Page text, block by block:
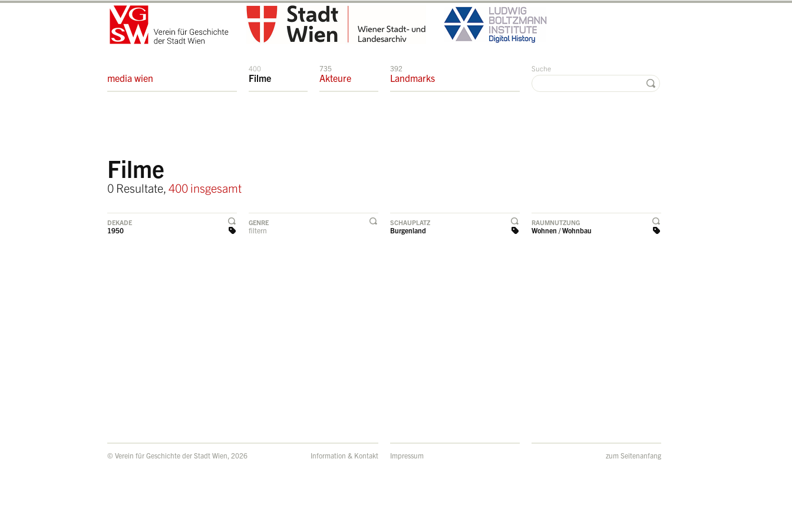
media wien
400
Filme
735
Akteure
392
Landmarks
Suche
Filme
0 Resultate, 400 insgesamt
DEKADE
1950
GENRE
filtern
SCHAUPLATZ
Burgenland
RAUMNUTZUNG
Wohnen / Wohnbau
© Verein für Geschichte der Stadt Wien, 2026 Information & Kontakt Impressum zum Seitenanfang